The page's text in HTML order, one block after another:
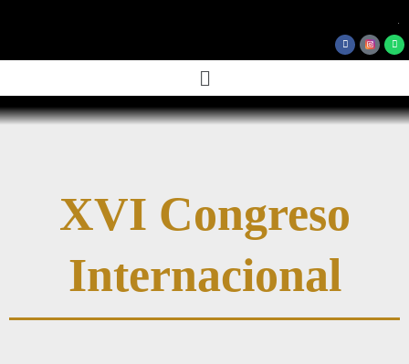
Facebook
Menú
XVI Congreso
Internacional